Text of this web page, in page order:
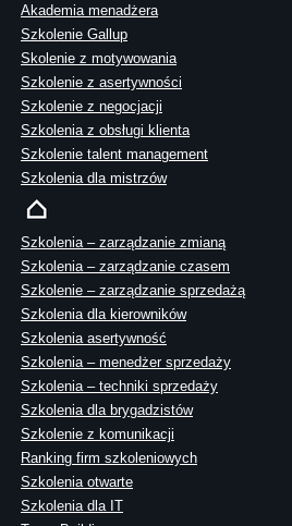
Akademia menadżera
Szkolenie Gallup
Skolenie z motywowania
Szkolenie z asertywności
Szkolenie z negocjacji
Szkolenia z obsługi klienta
Szkolenie talent management
Szkolenia dla mistrzów
Szkolenia – zarządzanie zmianą
Szkolenia – zarządzanie czasem
Szkolenie – zarządzanie sprzedażą
Szkolenia dla kierowników
Szkolenia asertywność
Szkolenia – menedżer sprzedaży
Szkolenia – techniki sprzedaży
Szkolenia dla brygadzistów
Szkolenie z komunikacji
Ranking firm szkoleniowych
Szkolenia otwarte
Szkolenia dla IT